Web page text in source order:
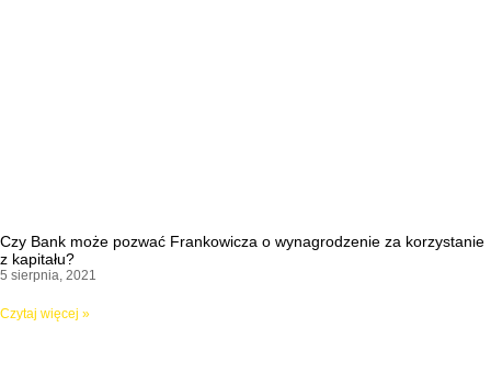
Czy Bank może pozwać Frankowicza o wynagrodzenie za korzystanie
z kapitału?
5 sierpnia, 2021
Czytaj więcej »